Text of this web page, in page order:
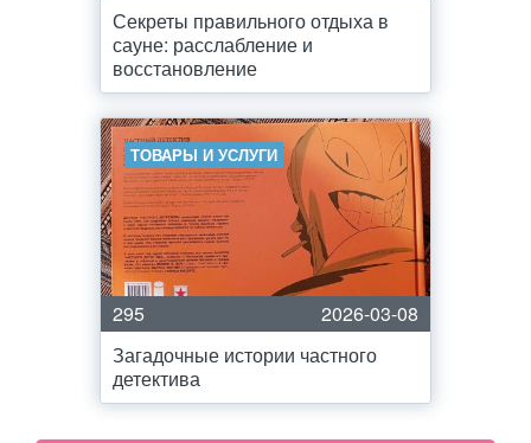
Секреты правильного отдыха в
сауне: расслабление и
восстановление
ТОВАРЫ И УСЛУГИ
295
2026-03-08
Загадочные истории частного
детектива